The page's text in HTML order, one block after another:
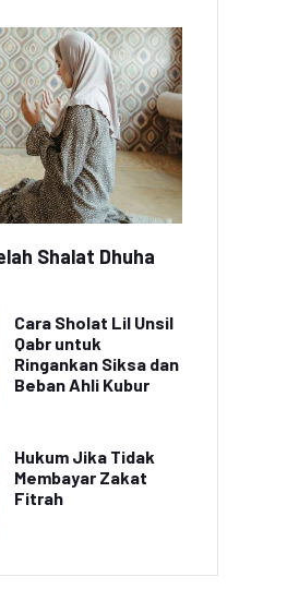
Shalat Dhuha
Cara Sholat Lil Unsil
Qabr untuk
Ringankan Siksa dan
Beban Ahli Kubur
Hukum Jika Tidak
Membayar Zakat
Fitrah